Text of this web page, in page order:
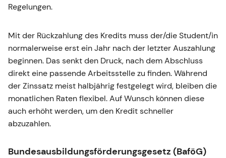
Regelungen.
Mit der Rückzahlung des Kredits muss der/die Student/in
normalerweise erst ein Jahr nach der letzter Auszahlung
beginnen. Das senkt den Druck, nach dem Abschluss
direkt eine passende Arbeitsstelle zu finden. Während
der Zinssatz meist halbjährig festgelegt wird, bleiben die
monatlichen Raten flexibel. Auf Wunsch können diese
auch erhöht werden, um den Kredit schneller
abzuzahlen.
Bundesausbildungsförderungsgesetz (BaföG)